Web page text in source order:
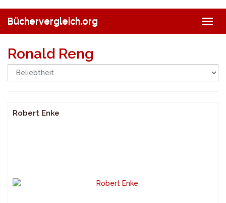
main
content
Büchervergleich.org
Ronald Reng
Robert Enke